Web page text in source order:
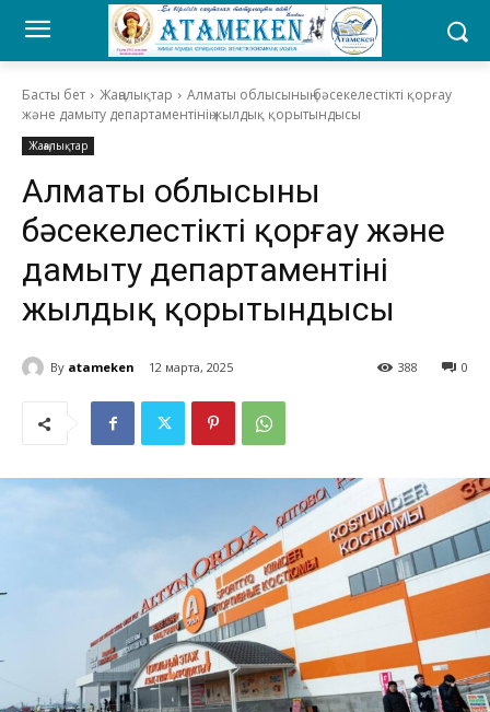
Басты бет Жаңалықтар
Алматы облысының бәсекелестікті қорғау
және дамыту департаментінің жылдық қорытындысы
Жаңалықтар
Алматы облысының
бәсекелестікті қорғау және
дамыту департаментінің
жылдық қорытындысы
By atameken 12 марта, 2025 0
388